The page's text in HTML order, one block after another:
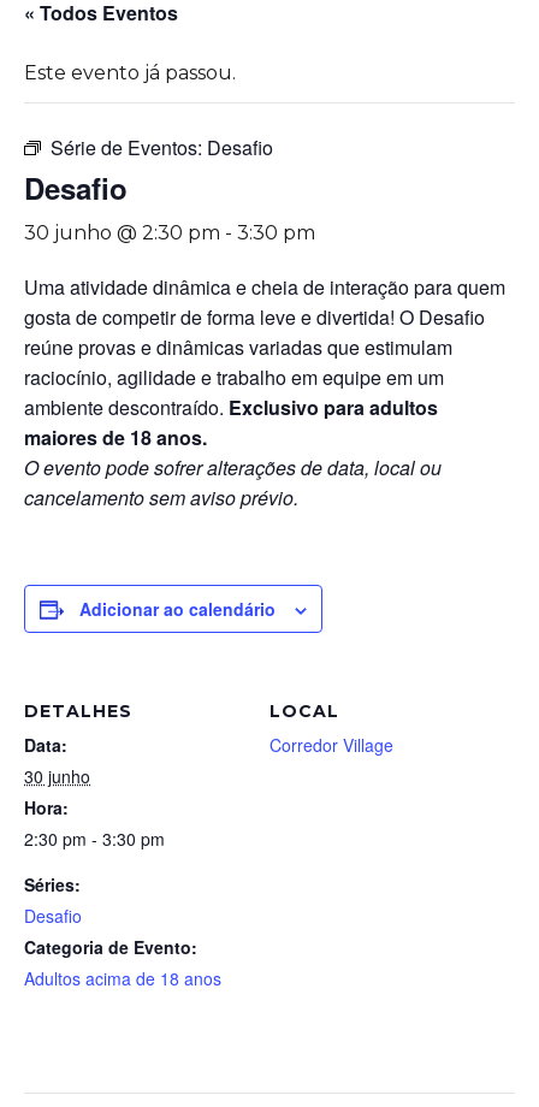
« Todos Eventos
Este evento já passou.
Série de Eventos: Desafio
Desafio
30 junho @ 2:30 pm - 3:30 pm
Uma atividade dinâmica e cheia de interação para quem
gosta de competir de forma leve e divertida! O Desafio
reúne provas e dinâmicas variadas que estimulam
raciocínio, agilidade e trabalho em equipe em um
ambiente descontraído. Exclusivo para adultos
maiores de 18 anos.
O evento pode sofrer alterações de data, local ou
cancelamento sem aviso prévio.
Adicionar ao calendário
DETALHES
Data:
30 junho
Hora:
2:30 pm - 3:30 pm
Séries:
Desafio
Categoria de Evento:
Adultos acima de 18 anos
LOCAL
Corredor Village